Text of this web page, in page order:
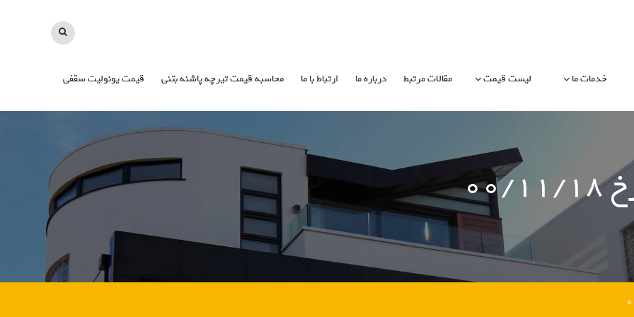
خدمات ما لیست قیمت مقالات مرتبط درباره ما ارتباط با ما محاسبه قیمت تیرچه پاشنه بتنی قیمت یونولیت سقفی